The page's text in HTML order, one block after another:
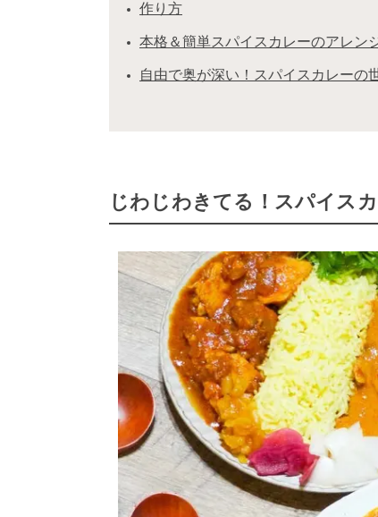
作り方
本格＆簡単スパイスカレーのアレン
自由で奥が深い！スパイスカレーの
じわじわきてる！スパイス